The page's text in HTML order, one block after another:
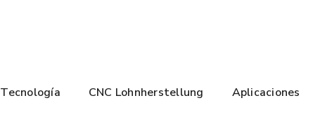
Tecnología CNC Lohnherstellung Aplicaciones